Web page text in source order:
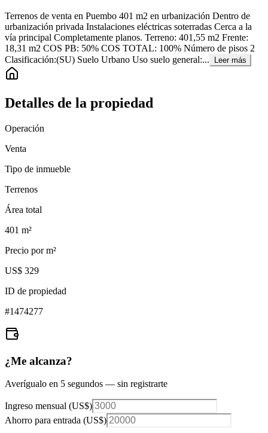
Terrenos de venta en Puembo 401 m2 en urbanización Dentro de
urbanización privada Instalaciones eléctricas soterradas Cerca a la
vía principal Completamente planos. Terreno: 401,55 m2 Frente:
18,31 m2 COS PB: 50% COS TOTAL: 100% Número de pisos 2
Clasificación:(SU) Suelo Urbano Uso suelo general:...
Leer más
Detalles de la propiedad
Operación
Venta
Tipo de inmueble
Terrenos
Área total
401 m²
Precio por m²
US$ 329
ID de propiedad
#1474277
¿Me alcanza?
Averígualo en 5 segundos — sin registrarte
Ingreso mensual (US$)
Ahorro para entrada (US$)